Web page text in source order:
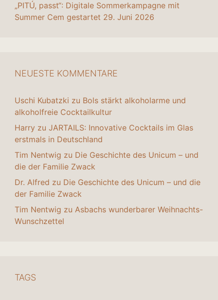
„PITÚ, passt“: Digitale Sommerkampagne mit
Summer Cem gestartet 29. Juni 2026
NEUESTE KOMMENTARE
Uschi Kubatzki zu Bols stärkt alkoholarme und
alkoholfreie Cocktailkultur
Harry zu JARTAILS: Innovative Cocktails im Glas
erstmals in Deutschland
Tim Nentwig zu Die Geschichte des Unicum – und
die der Familie Zwack
Dr. Alfred zu Die Geschichte des Unicum – und die
der Familie Zwack
Tim Nentwig zu Asbachs wunderbarer Weihnachts-
Wunschzettel
TAGS